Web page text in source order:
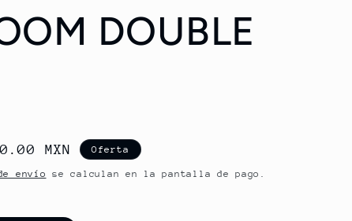
DOUBLE
MXN Oferta
envío se calculan en la pantalla de pago.